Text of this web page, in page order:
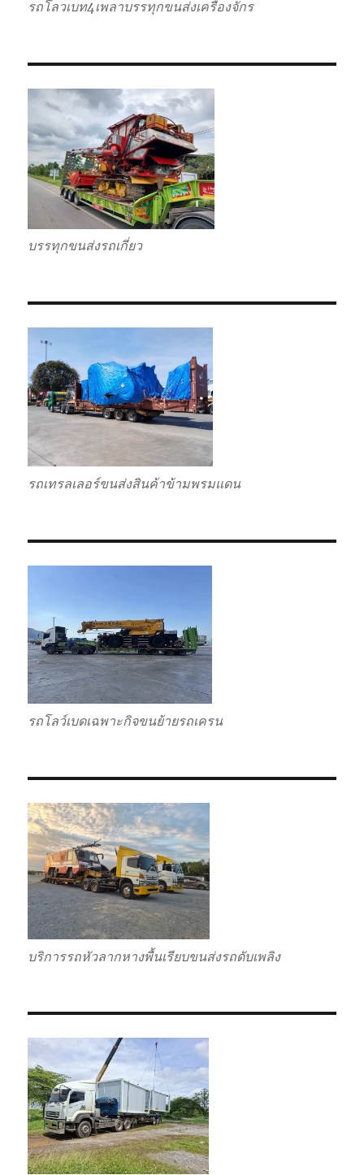
รถโลวเบท4เพลาบรรทุกขนส่งเครื่องจักร
บรรทุกขนส่งรถเกี่ยว
รถเทรลเลอร์ขนส่งสินค้าข้ามพรมแดน
รถโลว์เบดเฉพาะกิจขนย้ายรถเครน
บริการรถหัวลากหางพื้นเรียบขนส่งรถดับเพลิง